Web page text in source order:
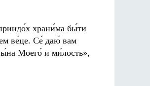
храни́ма бы́ти
ве́це. Се́ даю́ вам
Моего́ и ми́лость»,